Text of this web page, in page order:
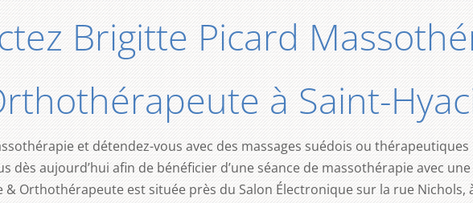
Brigitte Picard
à Saint-
et détendez-vous avec des massages suédois ou
dès aujourd’hui afin de bénéficier d’une séance de massothérapie avec
Orthothérapeute est située près du Salon Électronique sur la rue Nichols,